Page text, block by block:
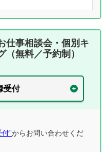
事相談会・個別キ
（無料／予約制）
受付
付”からお問い合わせくだ